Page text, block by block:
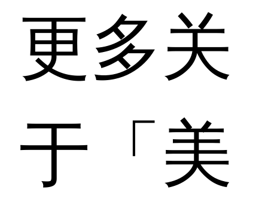
更多关
于「美